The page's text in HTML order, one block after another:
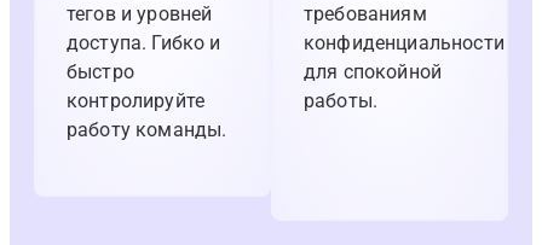
тегов и уровней
доступа. Гибко и
быстро
контролируйте
работу команды.
требованиям
конфиденциальности
для спокойной
работы.